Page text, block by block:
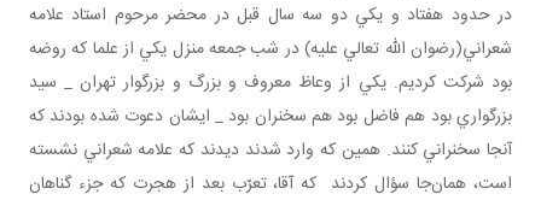
در حدود هفتاد و يکي دو سه سال قبل در محضر مرحوم استاد علامه
شعراني(رضوان الله تعالي عليه) در شب جمعه منزل يکي از علما که روضه
بود شرکت کرديم. يکي از وعاظ معروف و بزرگ و بزرگوار تهران _ سيد
بزرگواري بود هم فاضل بود هم سخنران بود _ ايشان دعوت شده بودند که
آنجا سخنراني کنند. همين که وارد شدند ديدند که علامه شعراني نشسته
است، همان‌جا سؤال کردند که آقا، تعرّب بعد از هجرت که جزء گناهان